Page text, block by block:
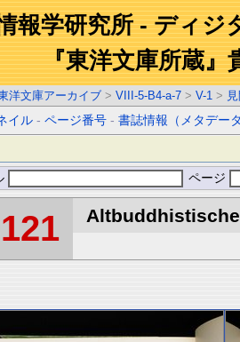
報学研究所 - ディジ
『東洋文庫所蔵』
洋文庫アーカイブ > VIII-5-B4-a-7 > V-1 >
イル -ページ番号 -書誌情報（メタデー
ページ